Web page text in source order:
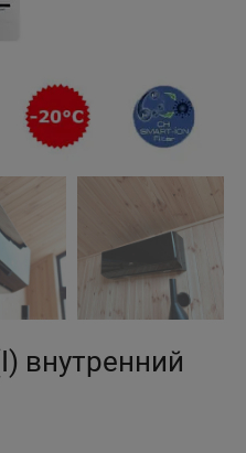
внутренний